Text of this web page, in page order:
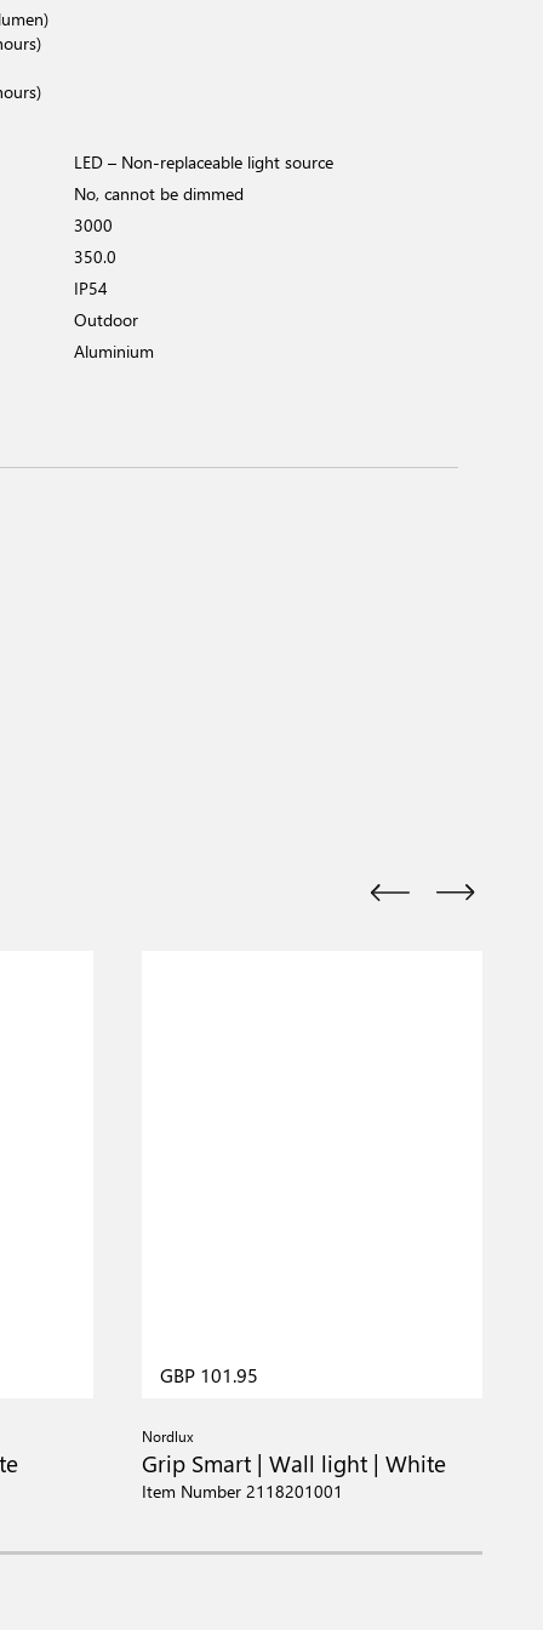
LED – Non-replaceable light source
No, cannot be dimmed
3000
350.0
IP54
Outdoor
Aluminium
GBP 101.95
Nordlux
Grip Smart | Wall light | White
Item Number 2118201001